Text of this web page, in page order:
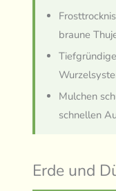
braune
Mulchen
schnellen
Erde und